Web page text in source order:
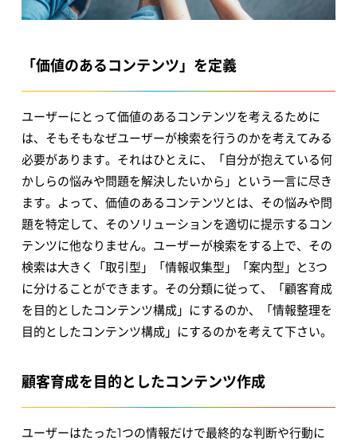
「価値のあるコンテンツ」を定義
ユーザーにとって価値のあるコンテンツを考えるために
は、そもそもなぜユーザーが検索を行うのかを考えてみる
必要があります。それはひとえに、「自分が抱えている何
かしらの悩みや問題を解決したいから」という一言に尽き
ます。よって、価値のあるコンテンツとは、その悩みや問
題を特定して、そのソリューションを適切に提示するコン
テンツに他なりません。ユーザーが検索をする上で、その
検索は大きく「取引型」「情報収集型」「案内型」と3つ
に分けることができます。その分類に従って、「顧客育成
を目的としたコンテンツ構成」にするのか、「情報整理を
目的としたコンテンツ構成」にするのかを考えて下さい。
顧客育成を目的としたコンテンツ作成
ユーザーはたった1つの情報だけで最終的な判断や行動に